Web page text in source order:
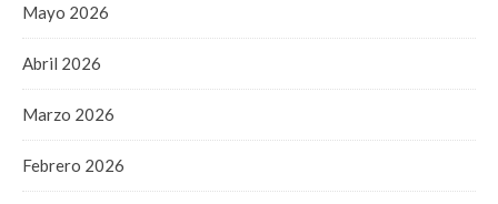
Mayo 2026
Abril 2026
Marzo 2026
Febrero 2026